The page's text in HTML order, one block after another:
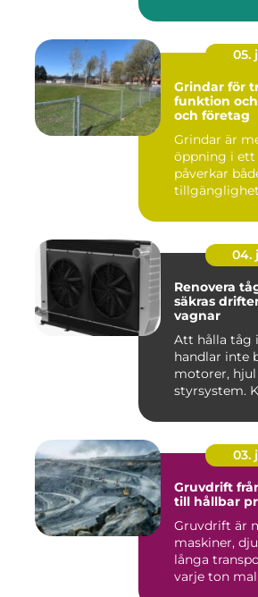
05.
Grindar för
funktion
och företag
Grindar är
öppning i ett
påverkar
04.
Renovera
säkras
vagnar
Att hålla tåg
handlar inte
motorer,
styrsystem.
03.
Gruvdrift från malmkropp
till hållbar
Gruvdrift är
maskiner,
långa
varje ton